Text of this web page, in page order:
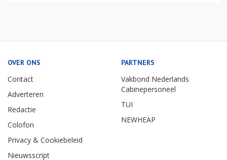
OVER ONS
Contact
Adverteren
Redactie
Colofon
Privacy & Cookiebeleid
Nieuwsscript
PARTNERS
Vakbond Nederlands
Cabinepersoneel
TUI
NEWHEAP